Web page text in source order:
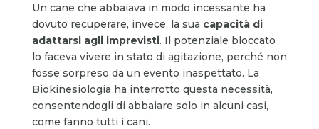
Un cane che abbaiava in modo incessante ha
dovuto recuperare, invece, la sua capacità di
adattarsi agli imprevisti. Il potenziale bloccato
lo faceva vivere in stato di agitazione, perché non
fosse sorpreso da un evento inaspettato. La
Biokinesiologia ha interrotto questa necessità,
consentendogli di abbaiare solo in alcuni casi,
come fanno tutti i cani.